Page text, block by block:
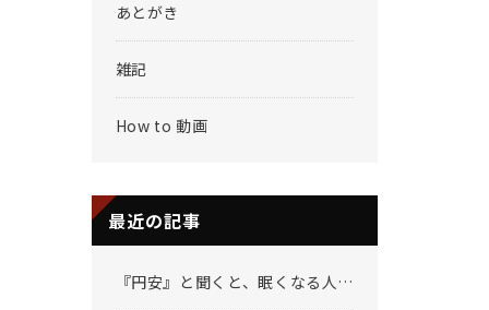
あとがき
雑記
How to 動画
最近の記事
『円安』と聞くと、眠くなる人へ